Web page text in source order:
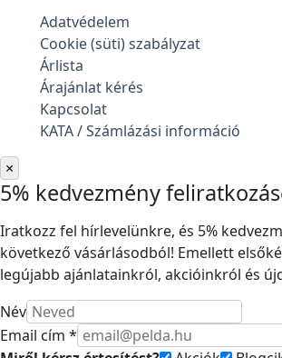
Adatvédelem
Cookie (süti) szabályzat
Árlista
Árajánlat kérés
Kapcsolat
KATA / Számlázási információ
×
5% kedvezmény
Iratkozz fel hírlevelünkre, és 5%
következő vásárlásodból! Emellett
legújabb ajánlatainkról, akcióinkról és
Név
Email cím *